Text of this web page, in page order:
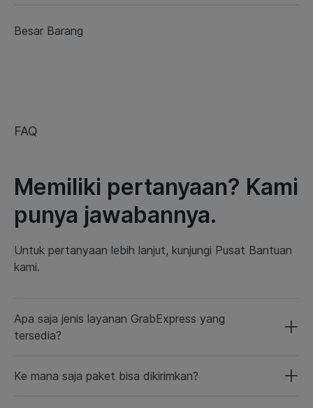
Besar Barang
FAQ
Memiliki pertanyaan? Kami
punya jawabannya.
Untuk pertanyaan lebih lanjut, kunjungi Pusat Bantuan
kami.
Apa saja jenis layanan GrabExpress yang
tersedia?
Ke mana saja paket bisa dikirimkan?